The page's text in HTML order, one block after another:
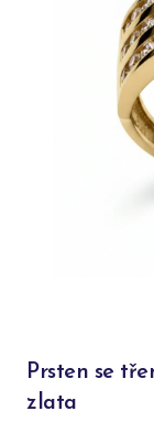
Prsten se
zlata